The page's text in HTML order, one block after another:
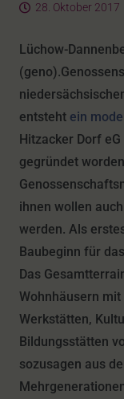
28. Oktober 2017
Lüchow-
entsteht ein
Hitzacker Dorf
gegründet
ihnen wollen
werden. Als
Baubeginn für
Das
Wohnhäusern
Werkstätten,
Bildungsstätten
sozusagen aus